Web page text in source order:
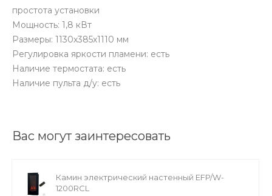
простота установки
Мощность: 1,8 кВт
Размеры: 1130х385х1110 мм
Регулировка яркости пламени: есть
Наличие термостата: есть
Наличие пульта д/у: есть
Вас могут заинтересовать
Камин электрический настенный EFP/W-
1200RCL